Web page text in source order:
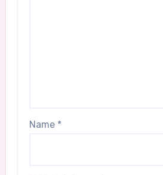
Name *